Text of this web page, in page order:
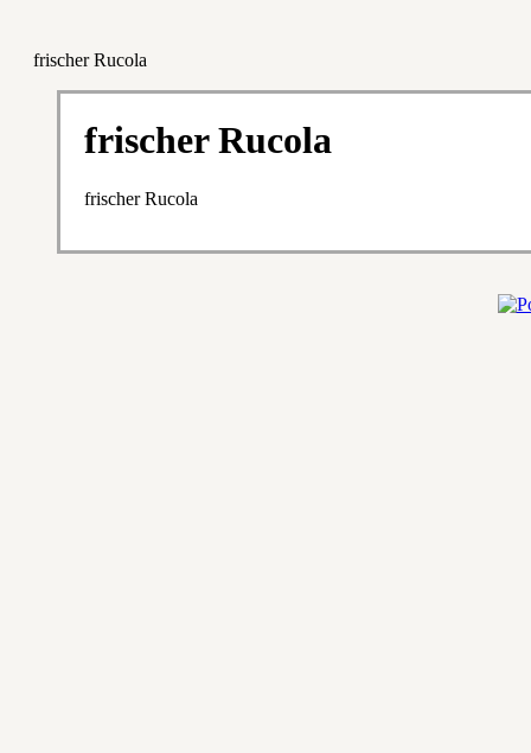
frischer Rucola
frischer Rucola
frischer Rucola